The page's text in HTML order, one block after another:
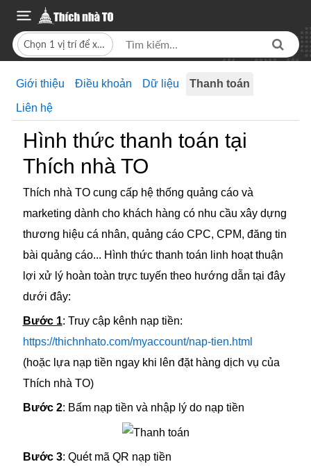
Chọn 1 vị trí để xem giá bán
Giới thiệu Điều khoản Dữ liệu Thanh toán
Liên hệ
Hình thức thanh toán tại
Thích nhà TO
Thích nhà TO cung cấp hệ thống quảng cáo và
marketing dành cho khách hàng có nhu cầu xây dựng
thương hiệu cá nhân, quảng cáo CPC, CPM, đăng tin
bài quảng cáo... Hình thức thanh toán linh hoạt thuận
lợi xử lý hoàn toàn trực tuyến theo hướng dẫn tại đây
dưới đây:
Bước 1: Truy cập kênh nạp tiền:
https://thichnhato.com/myaccount/nap-tien.html
(hoặc lựa nạp tiền ngay khi lên đặt hàng dịch vụ của
Thích nhà TO)
Bước 2: Bấm nạp tiền và nhập lý do nạp tiền
Bước 3: Quét mã QR nạp tiền